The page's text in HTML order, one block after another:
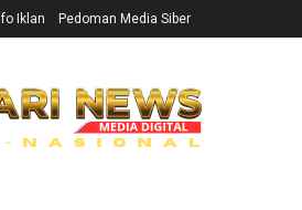
Iklan Pedoman Media Siber